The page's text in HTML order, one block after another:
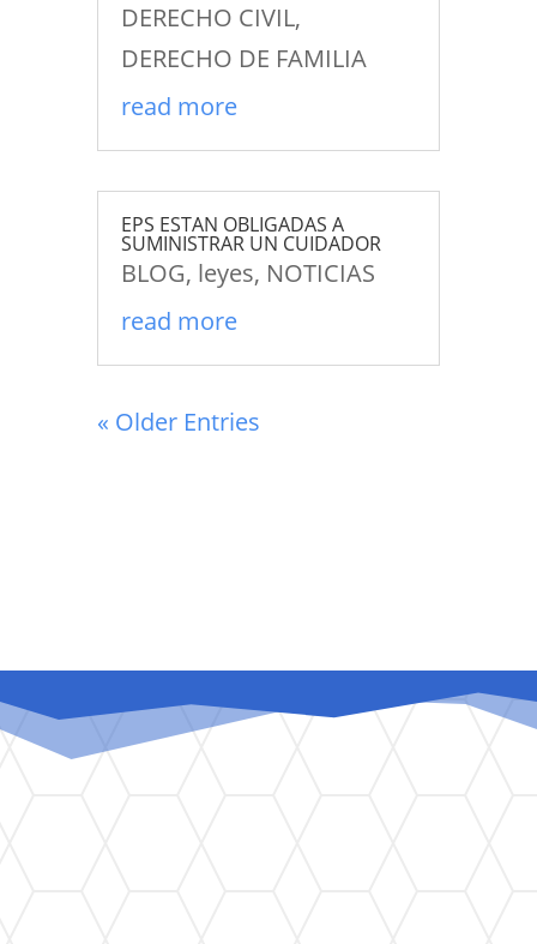
DERECHO CIVIL,
DERECHO DE FAMILIA
read more
EPS ESTAN OBLIGADAS A
SUMINISTRAR UN CUIDADOR
BLOG, leyes, NOTICIAS
read more
« Older Entries